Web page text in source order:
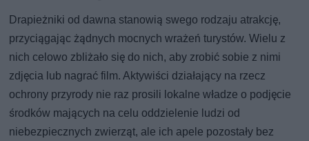
Drapieżniki od dawna stanowią swego rodzaju atrakcję,
przyciągając żądnych mocnych wrażeń turystów. Wielu z
nich celowo zbliżało się do nich, aby zrobić sobie z nimi
zdjęcia lub nagrać film. Aktywiści działający na rzecz
ochrony przyrody nie raz prosili lokalne władze o podjęcie
środków mających na celu oddzielenie ludzi od
niebezpiecznych zwierząt, ale ich apele pozostały bez